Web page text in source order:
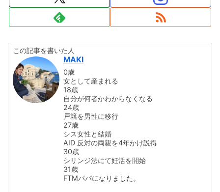
この記事を書いた人
MAKI
0歳
女として産まれる
18歳
自分が何者かわからなくなる
24歳
戸籍を男性に移行
27歳
シス女性と結婚
AID 反対の両親を4年かけ説得
30歳
シリンジ法にて妊活を開始
31歳
FTMパパになりました。